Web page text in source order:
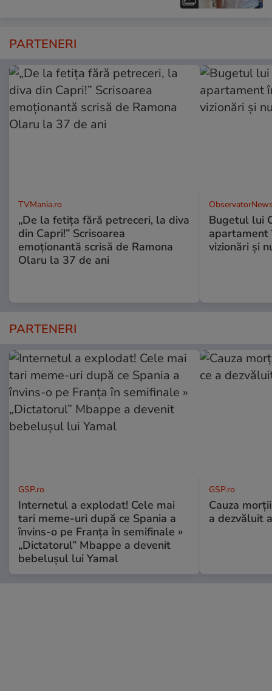
PARTENERI
TVMania.ro
„De la fetița fără petreceri, la diva
din Capri!” Scrisoarea
emoționantă scrisă de Ramona
Olaru la 37 de ani
Bugetul lui
apartament
vizionări şi
PARTENERI
GSP.ro
Internetul a explodat! Cele mai
tari meme-uri după ce Spania a
învins-o pe Franța în semifinale »
„Dictatorul” Mbappe a devenit
bebelușul lui Yamal
GSP.ro
Cauza
a dezvăluit